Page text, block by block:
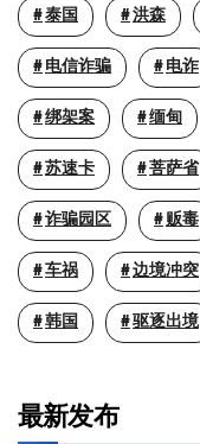
泰国 洪森
电信诈骗 电诈
绑架案 缅甸
苏速卡 菩萨省
诈骗园区 贩毒
车祸 边境冲突
韩国 驱逐出境
最新发布